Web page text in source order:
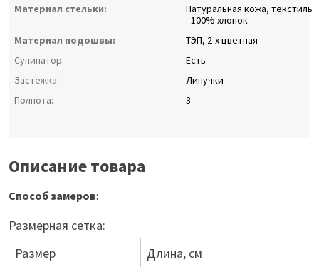
Материал стельки:
Натуральная кожа, текстиль
- 100% хлопок
Материал подошвы:
ТЭП, 2-х цветная
Супинатор:
Есть
Застежка:
Липучки
Полнота:
3
Описание товара
Способ замеров:
Размерная сетка:
Размер
Длина, см